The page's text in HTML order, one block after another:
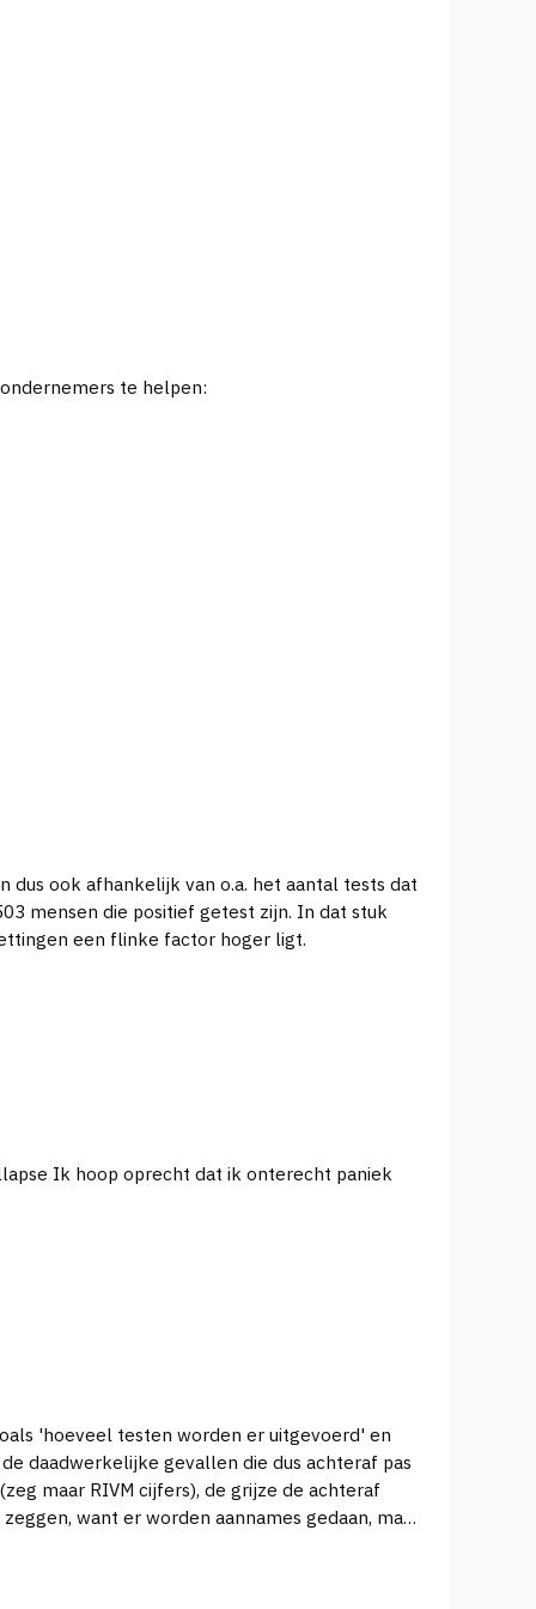
te helpen:
dus ook afhankelijk van o.a. het aantal tests dat
een flinke factor hoger ligt.
'hoeveel testen worden er uitgevoerd' en
maar RIVM cijfers), de grijze de achteraf